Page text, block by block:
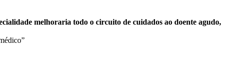
melhoraria todo o circuito de cuidados ao doente agudo,